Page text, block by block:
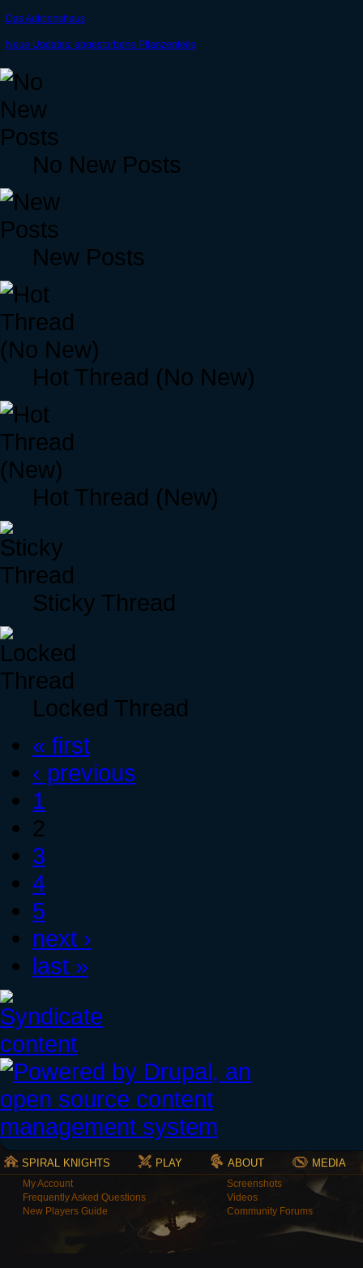
Das Auktionshaus
Neue Updates: abgestorbene Pflanzenteile
No New Posts
New Posts
Hot Thread (No New)
Hot Thread (New)
Sticky Thread
Locked Thread
« first
‹ previous
1
2
3
4
5
next ›
last »
SPIRAL KNIGHTS PLAY ABOUT MEDIA
My Account
Frequently Asked Questions
New Players Guide
Screenshots
Videos
Community Forums